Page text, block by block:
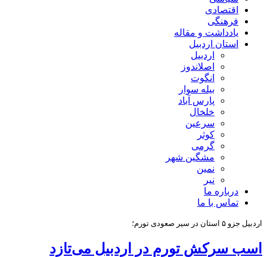
اقتصادی
فرهنگی
یادداشت و مقاله
استان اردبیل
اردبیل
اصلاندوز
انگوت
بیله سوار
پارس آباد
خلخال
سرعین
کوثر
گرمی
مشگین شهر
نمین
نیر
درباره ما
تماس با ما
اردبیل جزو ۵ استان در سیر صعودی تورم؛
اسب سرکش تورم در اردبیل می‌تازد